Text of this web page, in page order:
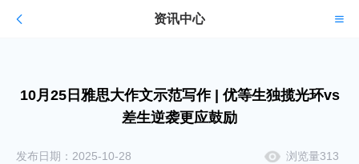
资讯中心
10月25日雅思大作文示范写作 | 优等生独揽光环vs
差生逆袭更应鼓励
发布日期：2025-10-28 浏览量313